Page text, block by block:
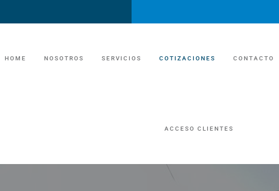
HOME NOSOTROS SERVICIOS
UNIDADES SANITARIAS
COTIZACIONES
UNIDADES SANITARIAS
CONTACTO
ACCESO CLIENTES